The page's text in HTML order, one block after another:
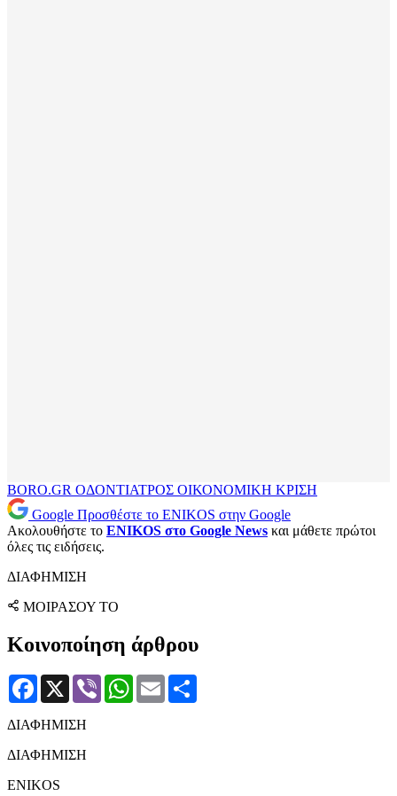
BORO.GR ΟΔΟΝΤΙΑΤΡΟΣ ΟΙΚΟΝΟΜΙΚΗ ΚΡΙΣΗ
Google Προσθέστε το ENIKOS στην Google
Ακολουθήστε το ENIKOS στο Google News και μάθετε πρώτοι
όλες τις ειδήσεις.
ΔΙΑΦΗΜΙΣΗ
ΜΟΙΡΑΣΟΥ ΤΟ
Κοινοποίηση άρθρου
Facebook
X Viber WhatsApp
Email
ΔΙΑΦΗΜΙΣΗ
ΔΙΑΦΗΜΙΣΗ
ENIKOS